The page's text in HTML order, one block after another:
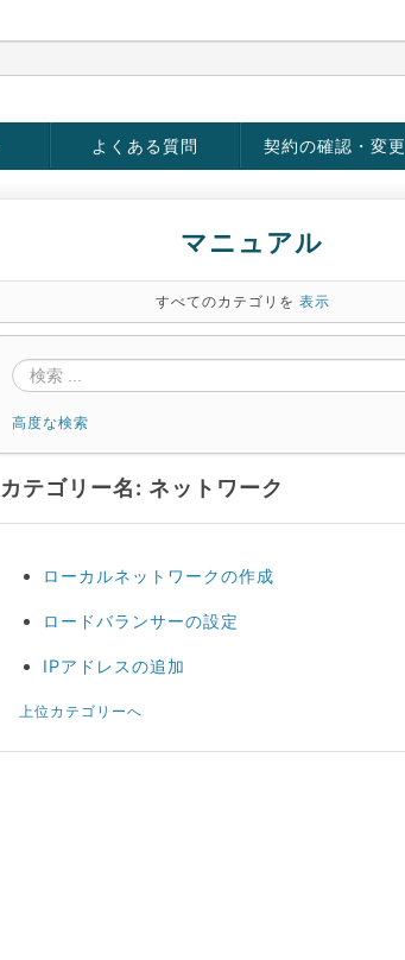
よくある質問 契約の確認・変更
マニュアル
すべてのカテゴリを 表示
高度な検索
カテゴリー名: ネットワーク
ローカルネットワークの作成
ロードバランサーの設定
IPアドレスの追加
上位カテゴリーへ